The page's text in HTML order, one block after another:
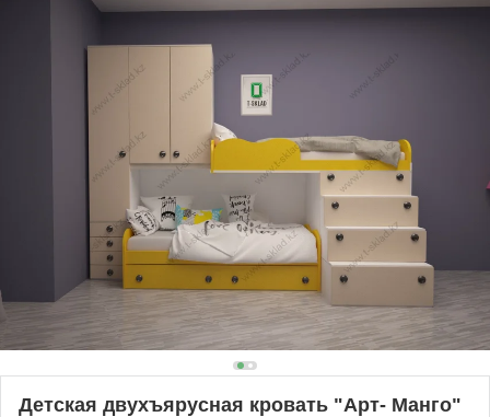
Детская двухъярусная кровать "Арт- Манго"